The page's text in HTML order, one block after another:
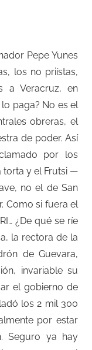
Pepe Yunes
los no priístas,
a Veracruz, en
paga? No es el
obreras, el
de poder. Así
por los
torta y el Frutsi —
no el de San
Como si fuera el
¿De qué se ríe
la rectora de la
de Guevara,
invariable su
el gobierno de
los 2 mil 300
por estar
Seguro ya hay